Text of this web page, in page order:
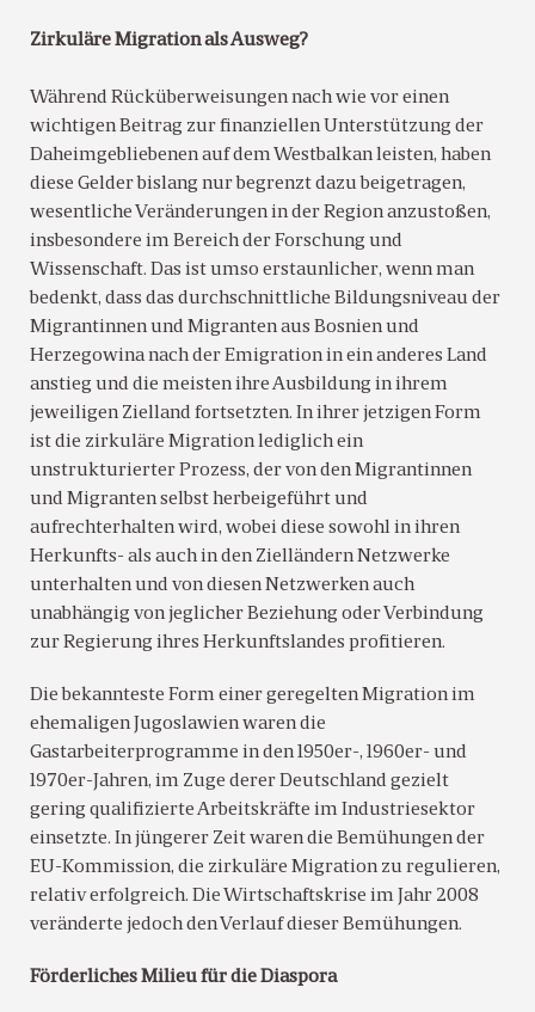
Zirkuläre Migration als Ausweg?
Während Rücküberweisungen nach wie vor einen
wichtigen Beitrag zur finanziellen Unterstützung der
Daheimgebliebenen auf dem Westbalkan leisten, haben
diese Gelder bislang nur begrenzt dazu beigetragen,
wesentliche Veränderungen in der Region anzustoßen,
insbesondere im Bereich der Forschung und
Wissenschaft. Das ist umso erstaunlicher, wenn man
bedenkt, dass das durchschnittliche Bildungsniveau der
Migrantinnen und Migranten aus Bosnien und
Herzegowina nach der Emigration in ein anderes Land
anstieg und die meisten ihre Ausbildung in ihrem
jeweiligen Zielland fortsetzten. In ihrer jetzigen Form
ist die zirkuläre Migration lediglich ein
unstrukturierter Prozess, der von den Migrantinnen
und Migranten selbst herbeigeführt und
aufrechterhalten wird, wobei diese sowohl in ihren
Herkunfts- als auch in den Zielländern Netzwerke
unterhalten und von diesen Netzwerken auch
unabhängig von jeglicher Beziehung oder Verbindung
zur Regierung ihres Herkunftslandes profitieren.
Die bekannteste Form einer geregelten Migration im
ehemaligen Jugoslawien waren die
Gastarbeiterprogramme in den 1950er-, 1960er- und
1970er-Jahren, im Zuge derer Deutschland gezielt
gering qualifizierte Arbeitskräfte im Industriesektor
einsetzte. In jüngerer Zeit waren die Bemühungen der
EU-Kommission, die zirkuläre Migration zu regulieren,
relativ erfolgreich. Die Wirtschaftskrise im Jahr 2008
veränderte jedoch den Verlauf dieser Bemühungen.
Förderliches Milieu für die Diaspora